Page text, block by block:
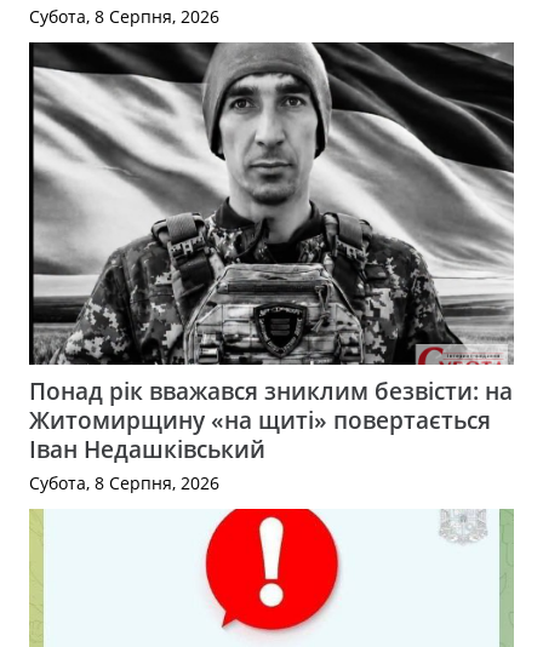
Субота, 8 Серпня, 2026
Понад рік вважався зниклим безвісти: на
Житомирщину «на щиті» повертається
Іван Недашківський
Субота, 8 Серпня, 2026